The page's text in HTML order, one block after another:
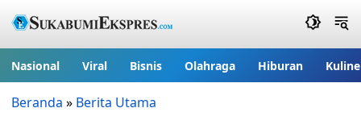
Nasional Viral Bisnis Olahraga Hiburan
Beranda » Berita Utama